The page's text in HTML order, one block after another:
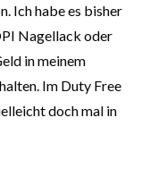
Ich habe es bisher
Nagellack oder
in meinem
Im Duty Free
doch mal in